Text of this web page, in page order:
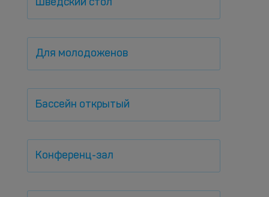
Шведский стол
Для молодоженов
Бассейн открытый
Конференц-зал